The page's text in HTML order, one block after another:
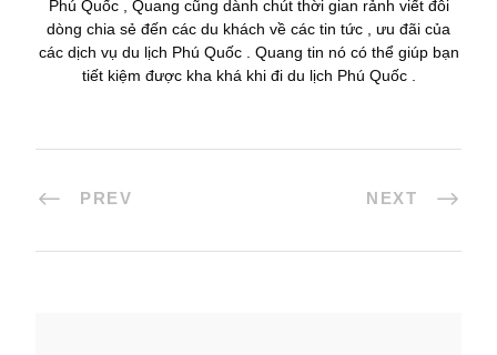
Phú Quốc , Quang cũng dành chút thời gian rảnh viết đôi
dòng chia sẻ đến các du khách về các tin tức , ưu đãi của
các dịch vụ du lịch Phú Quốc . Quang tin nó có thể giúp bạn
tiết kiệm được kha khá khi đi du lịch Phú Quốc .
PREV NEXT